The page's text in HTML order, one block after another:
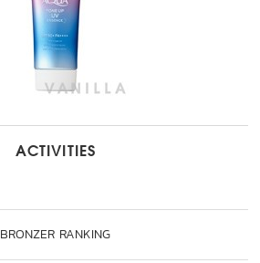
ACTIVITIES
BRONZER RANKING